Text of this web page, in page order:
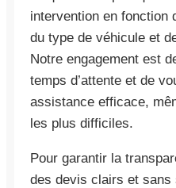
intervention en fonction
du type de véhicule et
Notre engagement est
temps d’attente et de
assistance efficace,
les plus difficiles.
Pour garantir la
des devis clairs et sans